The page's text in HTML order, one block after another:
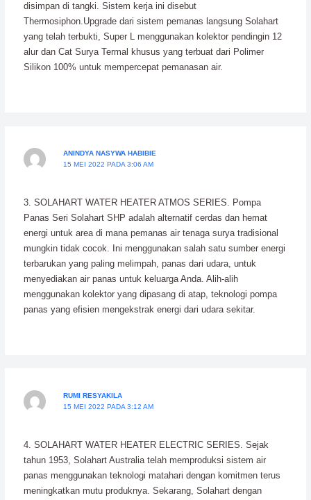
disimpan di tangki. Sistem kerja ini disebut
Thermosiphon.Upgrade dari sistem pemanas langsung Solahart
yang telah terbukti, Super L menggunakan kolektor pendingin 12
alur dan Cat Surya Termal khusus yang terbuat dari Polimer
Silikon 100% untuk mempercepat pemanasan air.
ANINDYA NASYWA HABIBIE
15 MEI 2022 PADA 3:06 AM
3. SOLAHART WATER HEATER ATMOS SERIES. Pompa
Panas Seri Solahart SHP adalah alternatif cerdas dan hemat
energi untuk area di mana pemanas air tenaga surya tradisional
mungkin tidak cocok. Ini menggunakan salah satu sumber energi
terbarukan yang paling melimpah, panas dari udara, untuk
menyediakan air panas untuk keluarga Anda. Alih-alih
menggunakan kolektor yang dipasang di atap, teknologi pompa
panas yang efisien mengekstrak energi dari udara sekitar.
RUMI RESYAKILA
15 MEI 2022 PADA 3:12 AM
4. SOLAHART WATER HEATER ELECTRIC SERIES. Sejak
tahun 1953, Solahart Australia telah memproduksi sistem air
panas menggunakan teknologi matahari dengan komitmen terus
meningkatkan mutu produknya. Sekarang, Solahart dengan